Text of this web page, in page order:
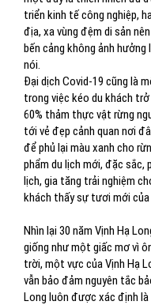
triển kinh tế công nghiệp,
địa, xa vùng đệm di sản
bến cảng không ảnh hưởng
nói.
Đại dịch Covid-19 cũng là
trong việc kéo du khách
60% thảm thực vật rừng
tới vẻ đẹp cảnh quan nơi
để phủ lại màu xanh cho
phẩm du lịch mới, đặc sắc,
lịch, gia tăng trải nghiệm
khách thấy sự tươi mới của
Nhìn lại 30 năm Vịnh Hạ
giống như một giấc mơ vì
trời, một vực của Vịnh Hạ
vẫn bảo đảm nguyên tắc
Long luôn được xác định